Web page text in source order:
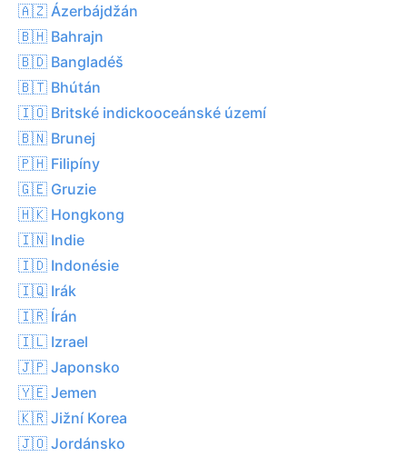
🇦🇿 Ázerbájdžán
🇧🇭 Bahrajn
🇧🇩 Bangladéš
🇧🇹 Bhútán
🇮🇴 Britské indickooceánské území
🇧🇳 Brunej
🇵🇭 Filipíny
🇬🇪 Gruzie
🇭🇰 Hongkong
🇮🇳 Indie
🇮🇩 Indonésie
🇮🇶 Irák
🇮🇷 Írán
🇮🇱 Izrael
🇯🇵 Japonsko
🇾🇪 Jemen
🇰🇷 Jižní Korea
🇯🇴 Jordánsko